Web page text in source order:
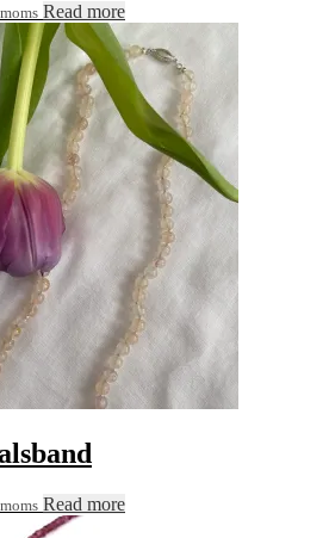
Read more
Read more